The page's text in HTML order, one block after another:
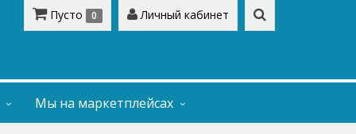
Пусто 0 Личный кабинет
Мы на маркетплейсах